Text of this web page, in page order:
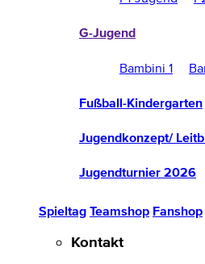
G-Jugend
Bambini 1
Fußball-Kindergarten
Jugendkonzept/
Jugendturnier 2026
Spieltag Teamshop Fanshop
Kontakt